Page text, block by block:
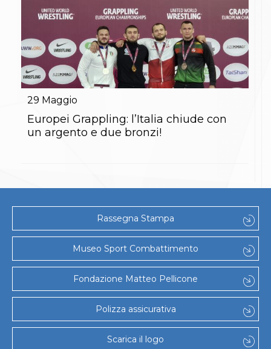
Partners
Trasparenza
Judo
La disciplina
News
Attività Didattica
Gare e Risultati
Albi Federali
Lotta
La disciplina
News
Karate
News
Gare e Risultati
Attività Didattica
Albi Federali
Arti marziali
Aikido
Ju Jitsu
Sumo
Capoeira
Grappling
BJJ
Pancrazio/Pankration
29 Maggio
Europei Grappling: l’Italia chiude con
un argento e due bronzi!
Rassegna Stampa
Museo Sport Combattimento
Fondazione Matteo Pellicone
Polizza assicurativa
Scarica il logo